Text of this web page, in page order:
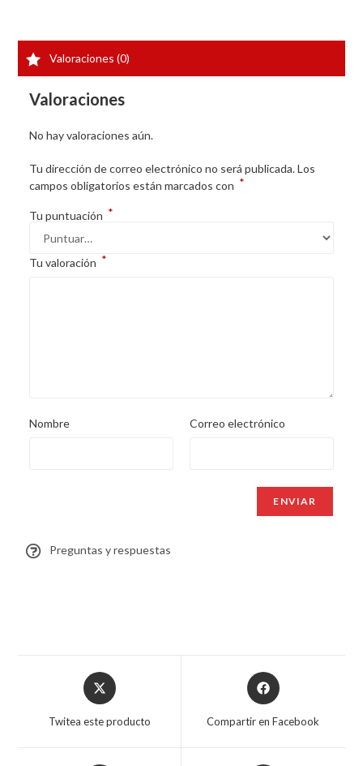
Valoraciones (0)
Valoraciones
No hay valoraciones aún.
Tu dirección de correo electrónico no será publicada. Los
campos obligatorios están marcados con *
Tu puntuación *
Tu valoración *
Nombre Correo electrónico
Preguntas y respuestas
Twitea este producto Compartir en Facebook